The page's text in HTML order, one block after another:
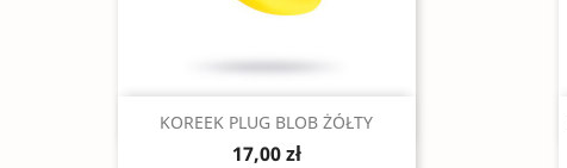
Szybki podgląd
KOREEK PLUG BLOB ŻÓŁTY
17,00 zł